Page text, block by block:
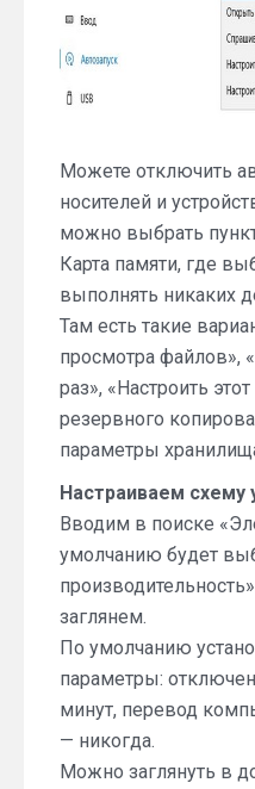
Можете отключить
носителей и
можно выбрать
Карта памяти, где
выполнять никаких
Там есть такие
просмотра файлов»,
раз», «Настроить
резервного
параметры
Настраиваем схему
Вводим в поиске
умолчанию будет
заглянем.
По умолчанию
параметры:
минут, перевод
— никогда.
Можно заглянуть в